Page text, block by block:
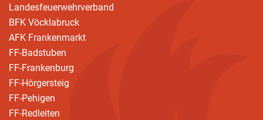
Landesfeuerwehrverband
BFK Vöcklabruck
AFK Frankenmarkt
FF-Badstuben
FF-Frankenburg
FF-Hörgersteig
FF-Pehigen
FF-Redleiten